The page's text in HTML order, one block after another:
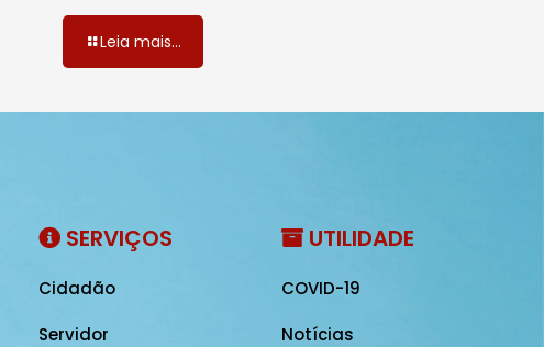
Leia mais...
SERVIÇOS
Cidadão
Servidor
UTILIDADE
COVID-19
Notícias